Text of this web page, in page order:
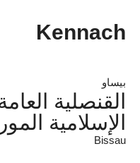
Kennach
بيساو
القنصلية
الإسلامية
Bissau